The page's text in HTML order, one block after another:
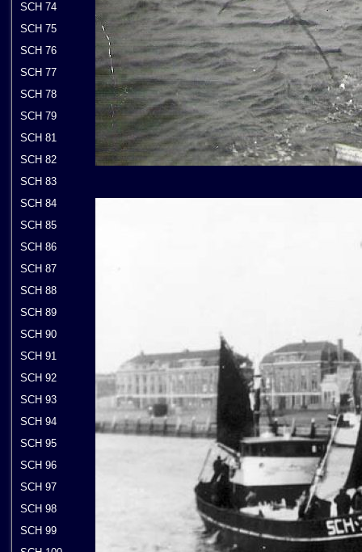
SCH 74
SCH 75
SCH 76
SCH 77
SCH 78
SCH 79
SCH 81
SCH 82
SCH 83
SCH 84
SCH 85
SCH 86
SCH 87
SCH 88
SCH 89
SCH 90
SCH 91
SCH 92
SCH 93
SCH 94
SCH 95
SCH 96
SCH 97
SCH 98
SCH 99